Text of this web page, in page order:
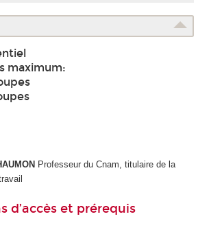
maximum:
Professeur du Cnam, titulaire de la
d’accès et prérequis